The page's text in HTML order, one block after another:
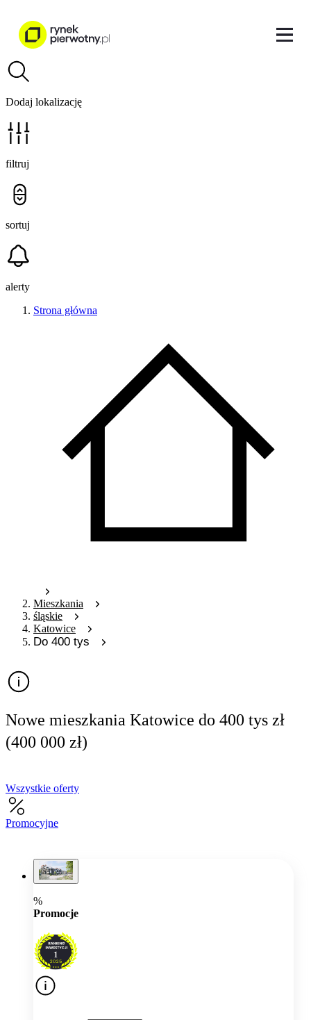
Dodaj lokalizację
filtruj
sortuj
alerty
Strona główna
Mieszkania
śląskie
Katowice
Do 400 tys
Nowe mieszkania Katowice do 400 tys zł
(400 000 zł)
Wszystkie oferty
Promocyjne
%
Promocje